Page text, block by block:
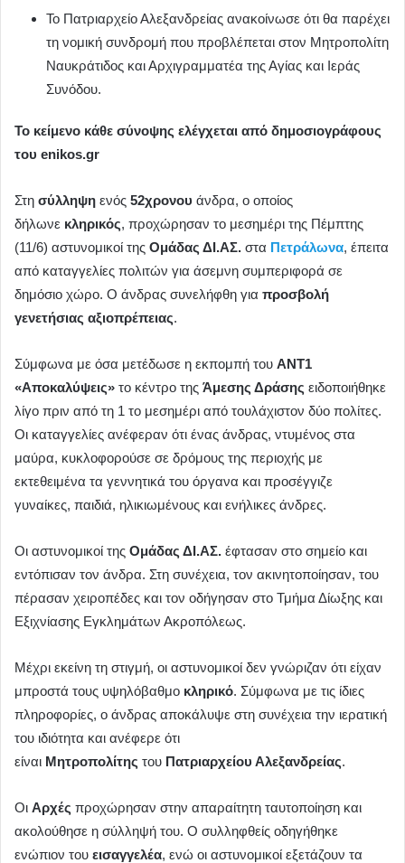
Το Πατριαρχείο Αλεξανδρείας ανακοίνωσε ότι θα παρέχει
τη νομική συνδρομή που προβλέπεται στον Μητροπολίτη
Ναυκράτιδος και Αρχιγραμματέα της Αγίας και Ιεράς
Συνόδου.
Το κείμενο κάθε σύνοψης ελέγχεται από δημοσιογράφους
του enikos.gr
Στη σύλληψη ενός 52χρονου άνδρα, ο οποίος
δήλωνε κληρικός, προχώρησαν το μεσημέρι της Πέμπτης
(11/6) αστυνομικοί της Ομάδας ΔΙ.ΑΣ. στα Πετράλωνα, έπειτα
από καταγγελίες πολιτών για άσεμνη συμπεριφορά σε
δημόσιο χώρο. Ο άνδρας συνελήφθη για προσβολή
γενετήσιας αξιοπρέπειας.
Σύμφωνα με όσα μετέδωσε η εκπομπή του ANT1
«Αποκαλύψεις» το κέντρο της Άμεσης Δράσης ειδοποιήθηκε
λίγο πριν από τη 1 το μεσημέρι από τουλάχιστον δύο πολίτες.
Οι καταγγελίες ανέφεραν ότι ένας άνδρας, ντυμένος στα
μαύρα, κυκλοφορούσε σε δρόμους της περιοχής με
εκτεθειμένα τα γεννητικά του όργανα και προσέγγιζε
γυναίκες, παιδιά, ηλικιωμένους και ενήλικες άνδρες.
Οι αστυνομικοί της Ομάδας ΔΙ.ΑΣ. έφτασαν στο σημείο και
εντόπισαν τον άνδρα. Στη συνέχεια, τον ακινητοποίησαν, του
πέρασαν χειροπέδες και τον οδήγησαν στο Τμήμα Δίωξης και
Εξιχνίασης Εγκλημάτων Ακροπόλεως.
Μέχρι εκείνη τη στιγμή, οι αστυνομικοί δεν γνώριζαν ότι είχαν
μπροστά τους υψηλόβαθμο κληρικό. Σύμφωνα με τις ίδιες
πληροφορίες, ο άνδρας αποκάλυψε στη συνέχεια την ιερατική
του ιδιότητα και ανέφερε ότι
είναι Μητροπολίτης του Πατριαρχείου Αλεξανδρείας.
Οι Αρχές προχώρησαν στην απαραίτητη ταυτοποίηση και
ακολούθησε η σύλληψή του. Ο συλληφθείς οδηγήθηκε
ενώπιον του εισαγγελέα, ενώ οι αστυνομικοί εξετάζουν τα